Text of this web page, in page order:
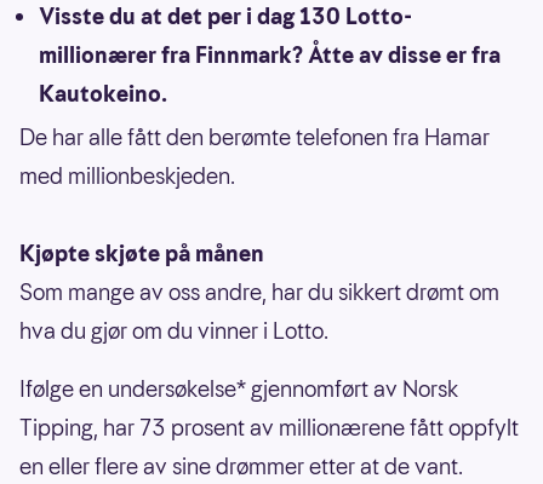
Visste du at det per i dag 130 Lotto-
millionærer fra Finnmark? Åtte av disse er fra
Kautokeino.
De har alle fått den berømte telefonen fra Hamar
med millionbeskjeden.
Kjøpte skjøte på månen
Som mange av oss andre, har du sikkert drømt om
hva du gjør om du vinner i Lotto.
Ifølge en undersøkelse* gjennomført av Norsk
Tipping, har 73 prosent av millionærene fått oppfylt
en eller flere av sine drømmer etter at de vant.